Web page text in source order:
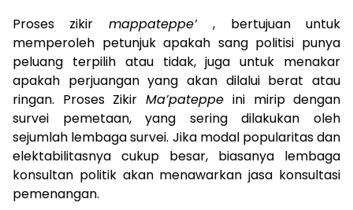
Proses zikir mappateppe’, bertujuan untuk
memperoleh petunjuk apakah sang politisi punya
peluang terpilih atau tidak, juga untuk menakar
apakah perjuangan yang akan dilalui berat atau
ringan. Proses Zikir Ma’pateppe ini mirip dengan
survei pemetaan, yang sering dilakukan oleh
sejumlah lembaga survei. Jika modal popularitas dan
elektabilitasnya cukup besar, biasanya lembaga
konsultan politik akan menawarkan jasa konsultasi
pemenangan.